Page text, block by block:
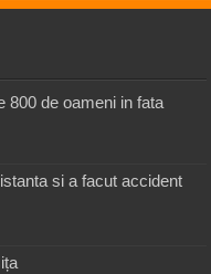
800 de oameni in fata
si a facut accident